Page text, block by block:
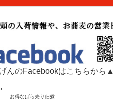
んのFacebookはこちらから▲
お得なばら売り佃煮